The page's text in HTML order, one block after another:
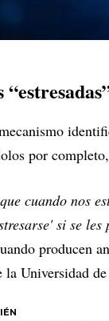
por
cuando nos
si se
producen
la Universidad